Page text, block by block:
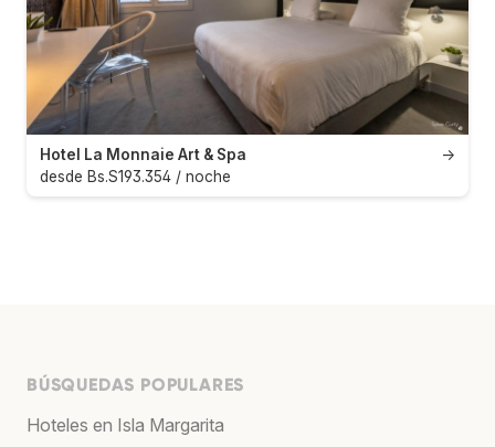
→
Hotel La Monnaie Art & Spa
desde Bs.S193.354 / noche
BÚSQUEDAS POPULARES
Hoteles en Isla Margarita